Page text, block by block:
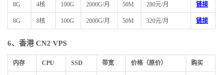
8G 4核 100G 2000G/月 50M 280元/月 链接
8G 8核 100G 2000G/月 50M 320元/月 链接
6、香港 CN2 VPS
内存 CPU SSD 带宽 价格（原价） 购买